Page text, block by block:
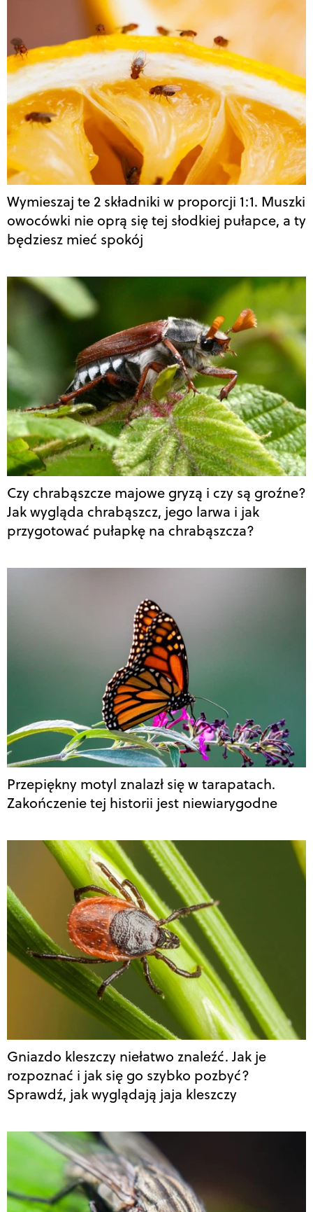
Wymieszaj te 2 składniki w proporcji 1:1. Muszki
owocówki nie oprą się tej słodkiej pułapce, a ty
będziesz mieć spokój
Czy chrabąszcze majowe gryzą i czy są groźne?
Jak wygląda chrabąszcz, jego larwa i jak
przygotować pułapkę na chrabąszcza?
Przepiękny motyl znalazł się w tarapatach.
Zakończenie tej historii jest niewiarygodne
Gniazdo kleszczy niełatwo znaleźć. Jak je
rozpoznać i jak się go szybko pozbyć?
Sprawdź, jak wyglądają jaja kleszczy